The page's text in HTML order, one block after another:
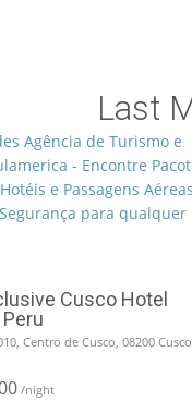
Last
Cusco Hotel
Centro de Cusco, 08200
/night